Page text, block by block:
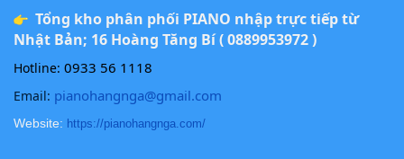
Tổng kho phân phối PIANO nhập trực tiếp từ
Nhật Bản; 16 Hoàng Tăng Bí ( 0889953972 )
Hotline: 0933 56 1118
Email: pianohangnga@gmail.com
Website: https://pianohangnga.com/